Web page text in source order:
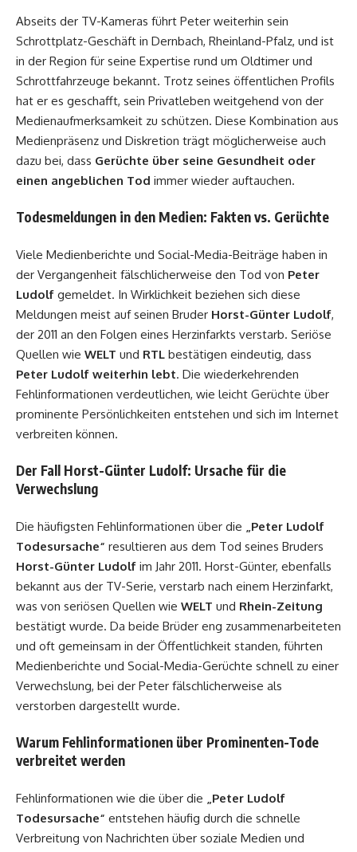
Abseits der TV-Kameras führt Peter weiterhin sein
Schrottplatz-Geschäft in Dernbach, Rheinland-Pfalz, und ist
in der Region für seine Expertise rund um Oldtimer und
Schrottfahrzeuge bekannt. Trotz seines öffentlichen Profils
hat er es geschafft, sein Privatleben weitgehend von der
Medienaufmerksamkeit zu schützen. Diese Kombination aus
Medienpräsenz und Diskretion trägt möglicherweise auch
dazu bei, dass Gerüchte über seine Gesundheit oder
einen angeblichen Tod immer wieder auftauchen.
Todesmeldungen in den Medien: Fakten vs. Gerüchte
Viele Medienberichte und Social-Media-Beiträge haben in
der Vergangenheit fälschlicherweise den Tod von Peter
Ludolf gemeldet. In Wirklichkeit beziehen sich diese
Meldungen meist auf seinen Bruder Horst-Günter Ludolf,
der 2011 an den Folgen eines Herzinfarkts verstarb. Seriöse
Quellen wie WELT und RTL bestätigen eindeutig, dass
Peter Ludolf weiterhin lebt. Die wiederkehrenden
Fehlinformationen verdeutlichen, wie leicht Gerüchte über
prominente Persönlichkeiten entstehen und sich im Internet
verbreiten können.
Der Fall Horst-Günter Ludolf: Ursache für die
Verwechslung
Die häufigsten Fehlinformationen über die
„Peter Ludolf
Todesursache“ resultieren aus dem Tod seines Bruders
Horst-Günter Ludolf im Jahr 2011. Horst-Günter, ebenfalls
bekannt aus der TV-Serie, verstarb nach einem Herzinfarkt,
was von seriösen Quellen wie WELT und Rhein-Zeitung
bestätigt wurde. Da beide Brüder eng zusammenarbeiteten
und oft gemeinsam in der Öffentlichkeit standen, führten
Medienberichte und Social-Media-Gerüchte schnell zu einer
Verwechslung, bei der Peter fälschlicherweise als
verstorben dargestellt wurde.
Warum Fehlinformationen über Prominenten-Tode
verbreitet werden
Fehlinformationen wie die über die
„Peter Ludolf
Todesursache“ entstehen häufig durch die schnelle
Verbreitung von Nachrichten über soziale Medien und